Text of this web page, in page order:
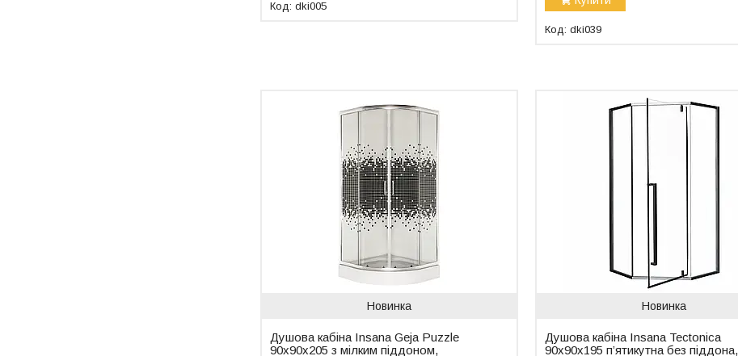
dki005
dki039
Новинка
Душова кабіна Insana Geja Puzzle
90x90x205 з мілким піддоном,
Новинка
Душова кабіна Insana Tectonica
90x90x195 п’ятикутна без піддона,